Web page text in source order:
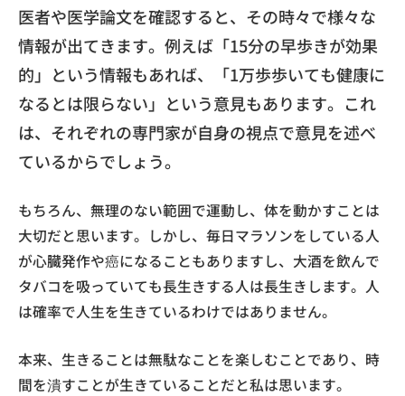
医者や医学論文を確認すると、その時々で様々な
情報が出てきます。例えば「15分の早歩きが効果
的」という情報もあれば、「1万歩歩いても健康に
なるとは限らない」という意見もあります。これ
は、それぞれの専門家が自身の視点で意見を述べ
ているからでしょう。
もちろん、無理のない範囲で運動し、体を動かすことは
大切だと思います。しかし、毎日マラソンをしている人
が心臓発作や癌になることもありますし、大酒を飲んで
タバコを吸っていても長生きする人は長生きします。人
は確率で人生を生きているわけではありません。
本来、生きることは無駄なことを楽しむことであり、時
間を潰すことが生きていることだと私は思います。